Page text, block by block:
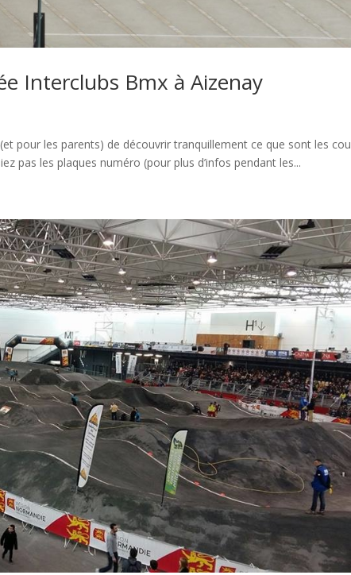
Interclubs Bmx à Aizenay
pour les parents) de découvrir tranquillement ce que sont les
pas les plaques numéro (pour plus d’infos pendant les...